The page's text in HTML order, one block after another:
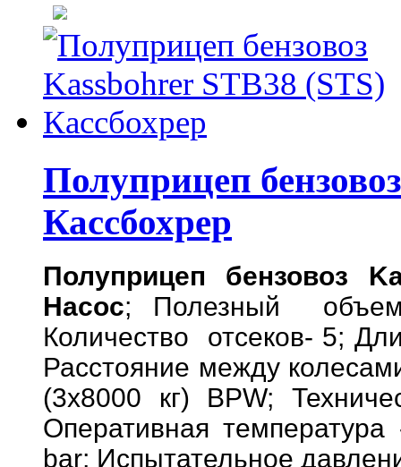
Полуприцеп
Кассбохрер
Полуприцеп бензовоз
Насос; Полезный
Количество отсеков- 5;
Расстояние между
(3х8000 кг) BPW;
Оперативная
bar; Испытательное